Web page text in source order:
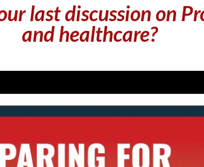
last discussion on
and healthcare?